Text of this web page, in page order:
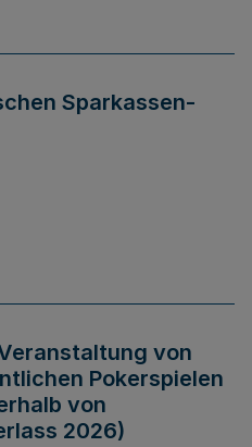
Sparkassen-
von
Pokerspielen
von
2026)